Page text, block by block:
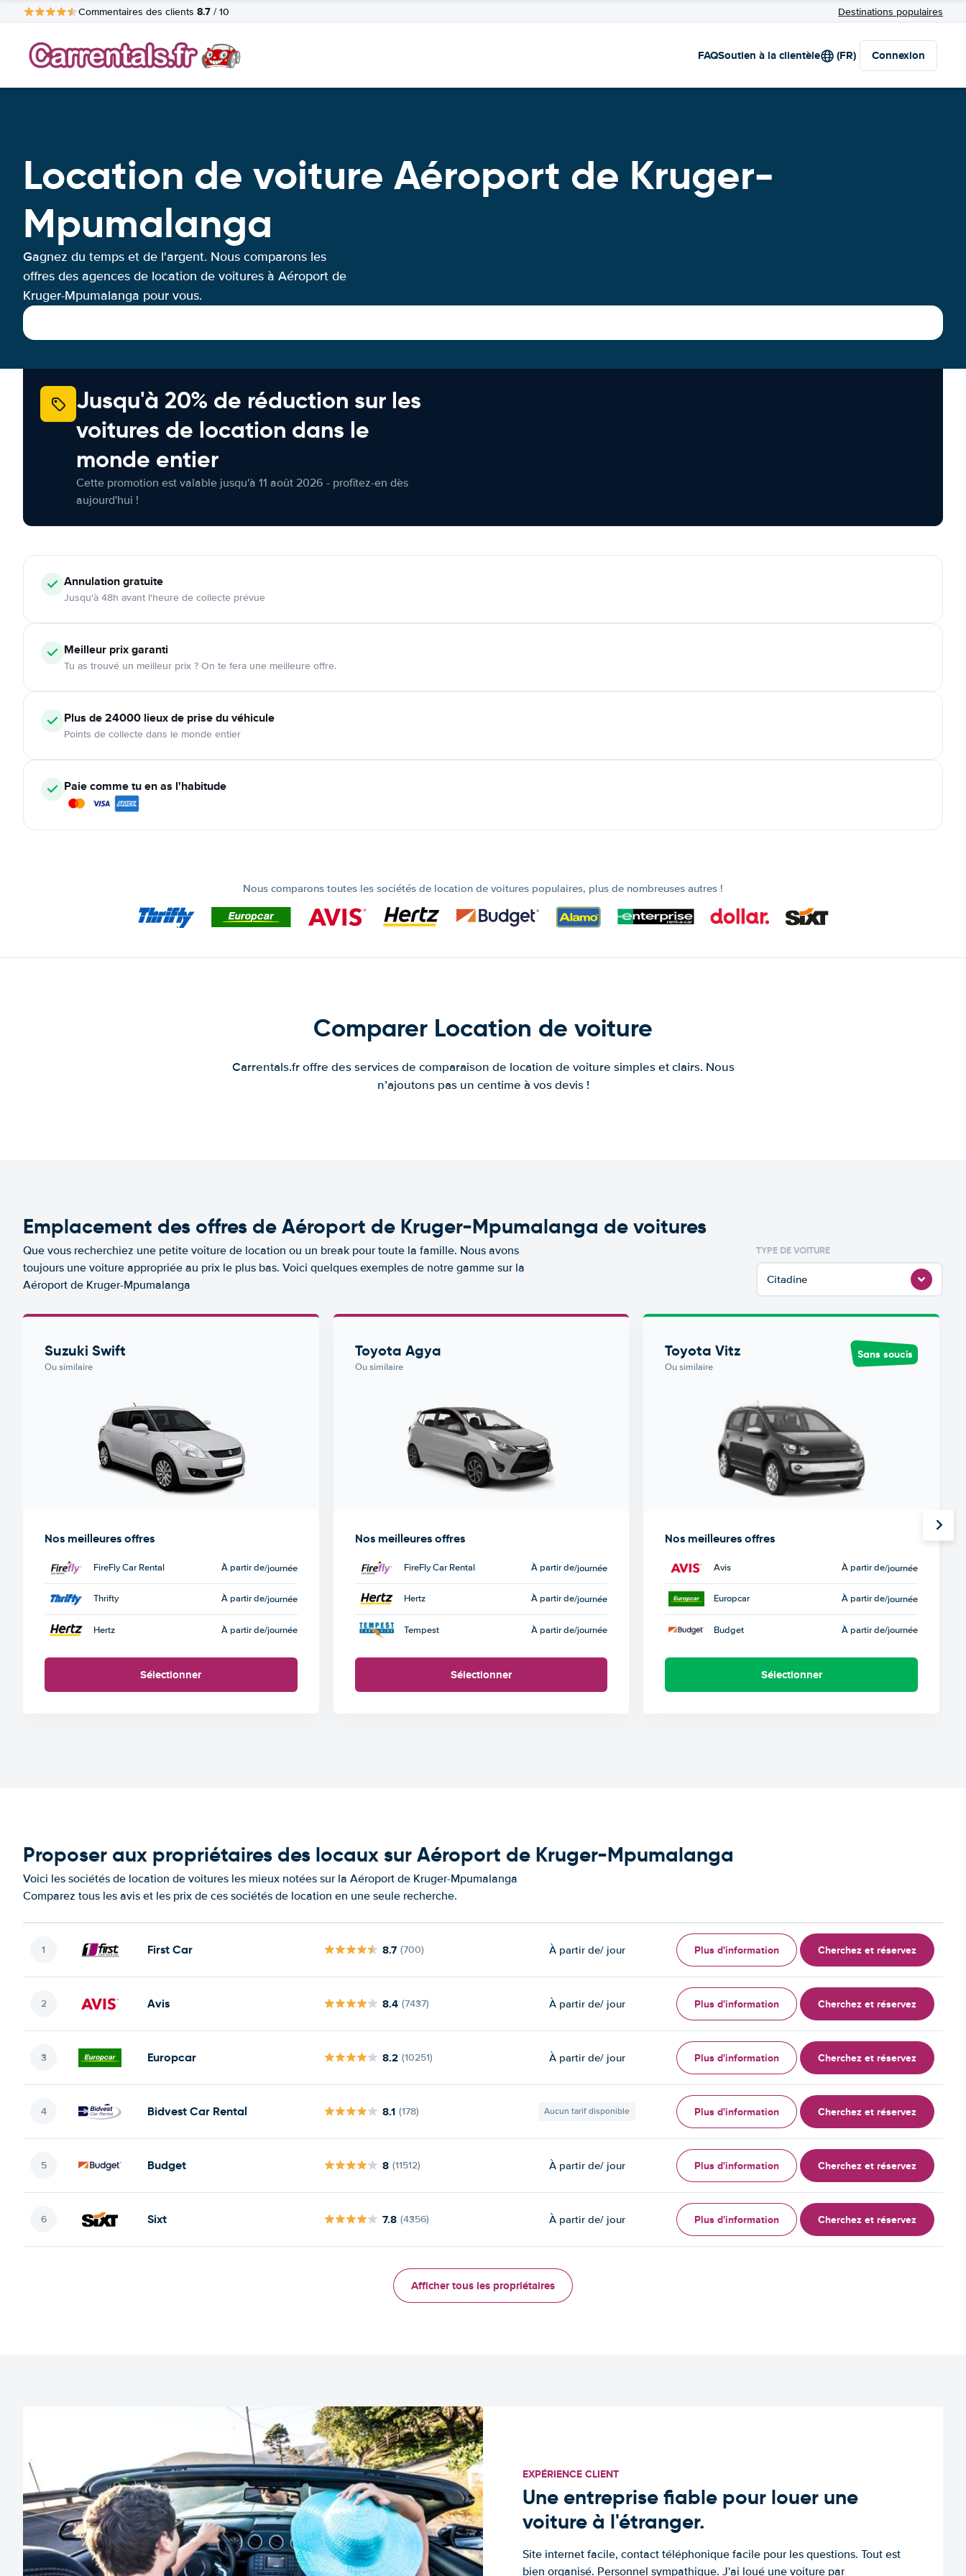
Commentaires des clients 8.7 / 10 Destinations populaires
FAQSoutien à la clientèle (FR) Connexion
Location de voiture Aéroport de Kruger-
Mpumalanga
Gagnez du temps et de l'argent. Nous comparons les
offres des agences de location de voitures à Aéroport de
Kruger-Mpumalanga pour vous.
Jusqu'à 20% de réduction sur les
voitures de location dans le
monde entier
Cette promotion est valable jusqu'à 11 août 2026 - profitez-en dès
aujourd'hui !
Annulationgratuite
Jusqu'à 48h avant l'heure de collecte prévue
Meilleur prix garanti
Tu as trouvé un meilleur prix ? On te fera une meilleure offre.
Plus de 24000 lieux de prise du véhicule
Points de collecte dans le monde entier
Paie comme tu en as l'habitude
Nous comparons toutes les sociétés de location de voitures populaires, plus de nombreuses autres !
Comparer Location de voiture
Carrentals.fr offre des services de comparaison de location de voiture simples et clairs. Nous
n’ajoutons pas un centime à vos devis !
Emplacement des offres de Aéroport de Kruger-Mpumalanga de voitures
Que vous recherchiez une petite voiture de location ou un break pour toute la famille. Nous avons
toujours une voiture appropriée au prix le plus bas. Voici quelques exemples de notre gamme sur la
Aéroport de Kruger-Mpumalanga
TYPE DE VOITURE
Citadine
Suzuki Swift
Ou similaire
Nos meilleures offres
FireFly Car Rental À partir de/journée
Thrifty À partir de/journée
Hertz À partir de/journée
Sélectionner
Toyota Agya
Ou similaire
Nos meilleures offres
FireFly Car Rental À partir de/journée
Hertz À partir de/journée
Tempest À partir de/journée
Sélectionner
Toyota Vitz
Ou similaire
Sans soucis
Nos meilleures offres
Avis À partir de/journée
Europcar À partir de/journée
Budget À partir de/journée
Sélectionner
Proposer aux propriétaires des locaux sur Aéroport de Kruger-Mpumalanga
Voici les sociétés de location de voitures les mieux notées sur la Aéroport de Kruger-Mpumalanga
Comparez tous les avis et les prix de ces sociétés de location en une seule recherche.
First Car 8.7 (700) À partir de/ jour Plus d'information Cherchez et réservez
Avis 8.4 (7437) À partir de/ jour Plus d'information Cherchez et réservez
Europcar 8.2 (10251) À partir de/ jour Plus d'information Cherchez et réservez
Bidvest Car Rental 8.1 (178) Aucun tarif disponible Plus d'information Cherchez et réservez
Budget 8 (11512) À partir de/ jour Plus d'information Cherchez et réservez
Sixt 7.8 (4356) À partir de/ jour Plus d'information Cherchez et réservez
Afficher tous les propriétaires
EXPÉRIENCE CLIENT
Une entreprise fiable pour louer une
voiture à l'étranger.
Site internet facile, contact téléphonique facile pour les questions. Tout est
bien organisé. Personnel sympathique. J'ai loué une voiture par